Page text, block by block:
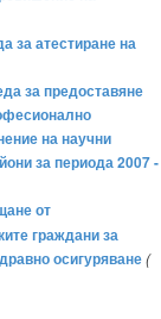
за атестиране на
за предоставяне
на научни
за периода 2007 -
от
граждани за
осигуряване(